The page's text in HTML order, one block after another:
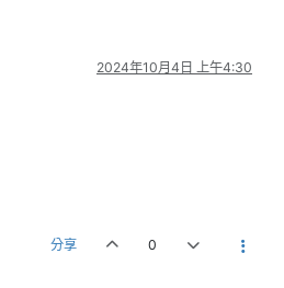
2024年10月4日 上午4:30
分享 0